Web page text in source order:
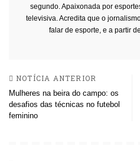
segundo. Apaixonada por
televisiva. Acredita que o
falar de esporte, e a partir
NOTÍCIA ANTERIOR
Mulheres na beira do campo: os
desafios das técnicas no futebol
feminino